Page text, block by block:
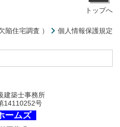
トップへ
陥住宅調査 ） 個人情報保護規定
建築士事務所
号
ームズ